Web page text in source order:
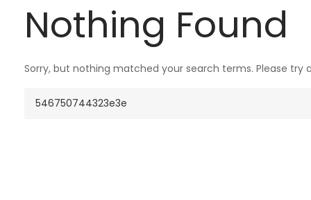
Nothing Found
Sorry, but nothing matched your search terms. Please try
Search